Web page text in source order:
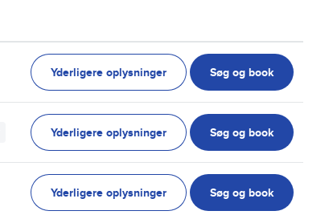
Yderligere oplysninger Søg og book
Yderligere oplysninger Søg og book
Yderligere oplysninger Søg og book